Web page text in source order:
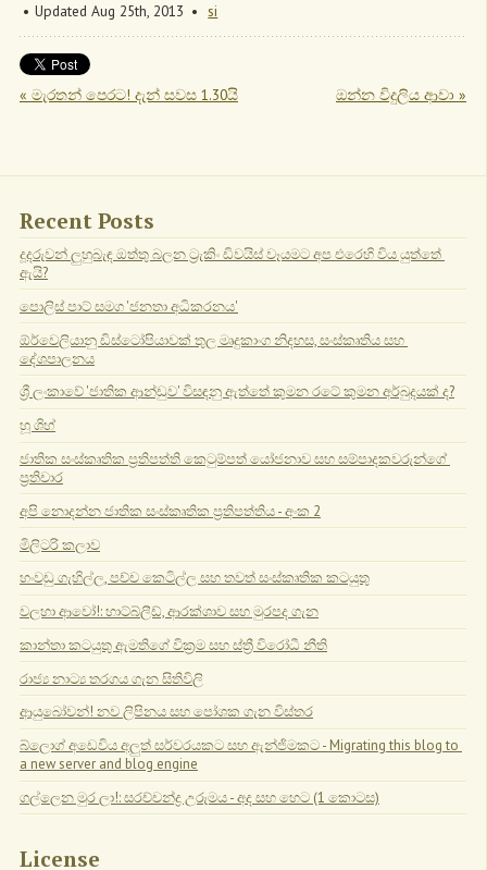
Updated Aug 25th, 2013 si
« මැරතන් පෙරට! දැන් සවස 1.30යි ඔන්න විදුලිය ආවා »
Recent Posts
දූදරුවන් ලුහුබැඳ ඔත්තු බලන ට්‍රැකිං ඩිවයිස් වෑයමට අප එරෙහි විය යුත්තේ
ඇයි?
පොලිස් පාට් සමග 'ජනතා අධිකරනය'
ඕර්වෙලියානු ඩිස්ටෝපියාවක් තුල මෘදුකාංග නිදහස, සංස්කෘතිය සහ
දේශපාලනය
ශ්‍රී ලංකාවේ 'ජාතික ආන්ඩුව' විසඳනු ඇත්තේ කුමන රටේ කුමන අර්බුදයක් ද?
හූ ශිහ්
ජාතික සංස්කෘතික ප්‍රතිපත්ති කෙටුම්පත් යෝජනාව සහ සම්පාදකවරුන්ගේ
ප්‍රතිචාර
අපි නොදන්න ජාතික සංස්කෘතික ප්‍රතිපත්තිය - අංක 2
මිලිටරි කලාව
හංවඩු ගැහිල්ල, පච්ච කෙටිල්ල සහ තවත් සංස්කෘතික කටයුතු
වලහා ආවෝ!: හාට්බ්ලීඩ්, ආරක්ශාව සහ මුරපද ගැන
කාන්තා කටයුතු ඇමතිගේ වික්‍රම සහ ස්ත්‍රී විරෝධී නීති
රාජ්‍ය නාට්‍ය තරගය ගැන සිතිවිලි
ආයුබෝවන්! නව ලිපිනය සහ පෝශක ගැන විස්තර
බ්ලොග් අඩෙවිය අලුත් සර්වරයකට සහ ඇන්ජිමකට - Migrating this blog to
a new server and blog engine
ගල්ලෙන මුර ලා!: සරච්චන්ද්‍ර උරුමය - අද සහ හෙට (1 කොටස)
License